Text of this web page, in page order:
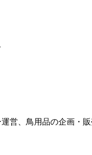
営、鳥用品の企画・